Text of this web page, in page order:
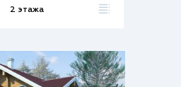
2 этажа